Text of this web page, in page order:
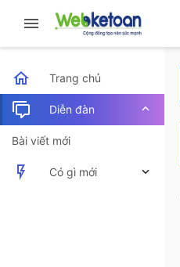
Trang chủ
Diễn đàn
Bài viết mới
Có gì mới